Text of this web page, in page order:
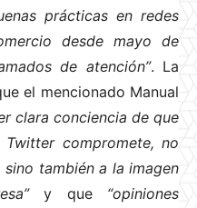
prácticas en redes
desde mayo de
de atención”. La
el mencionado Manual
clara conciencia de que
compromete, no
sino también a la imagen
y que“opiniones